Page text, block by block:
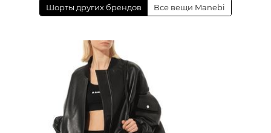
Шорты других брендов Все вещи Manebi